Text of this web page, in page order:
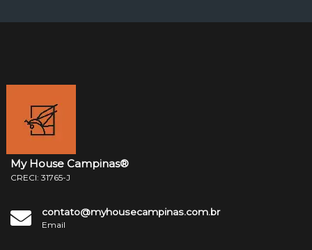
My House Campinas®
CRECI: 31765-J
contato@myhousecampinas.com.br
Email